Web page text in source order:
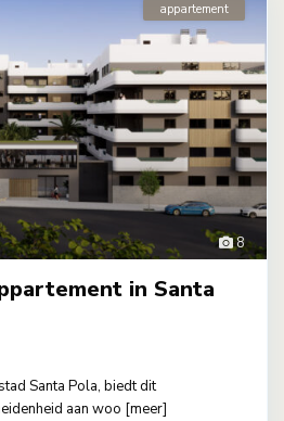
8
appartement
in Santa
Santa Pola, biedt dit
aan woo [meer]